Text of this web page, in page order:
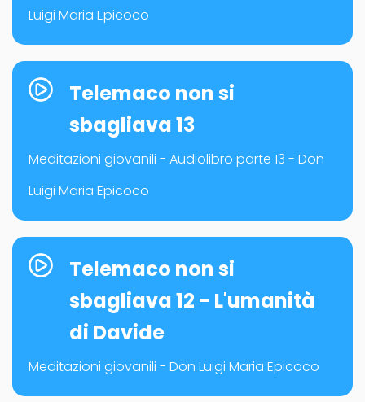
Luigi Maria Epicoco
Telemaco non si
sbagliava 13
Meditazioni giovanili - Audiolibro parte 13 - Don
Luigi Maria Epicoco
Telemaco non si
sbagliava 12 - L'umanità
di Davide
Meditazioni giovanili - Don Luigi Maria Epicoco